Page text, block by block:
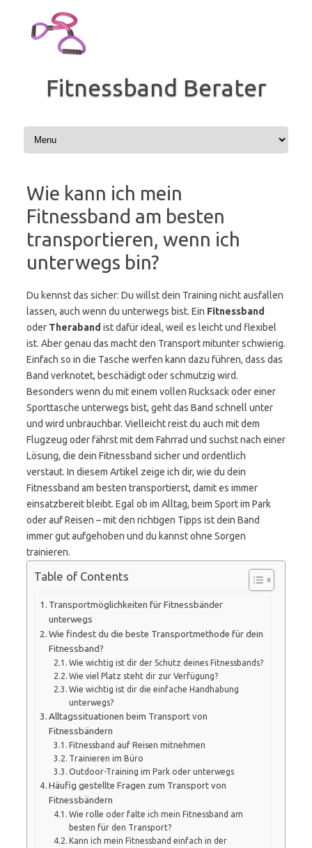
springen
Fitnessband Berater
Wie kann ich mein
Fitnessband am besten
transportieren, wenn ich
unterwegs bin?
Du kennst das sicher: Du willst dein Training nicht ausfallen
lassen, auch wenn du unterwegs bist. Ein Fitnessband
oder Theraband ist dafür ideal, weil es leicht und flexibel
ist. Aber genau das macht den Transport mitunter schwierig.
Einfach so in die Tasche werfen kann dazu führen, dass das
Band verknotet, beschädigt oder schmutzig wird.
Besonders wenn du mit einem vollen Rucksack oder einer
Sporttasche unterwegs bist, geht das Band schnell unter
und wird unbrauchbar. Vielleicht reist du auch mit dem
Flugzeug oder fährst mit dem Fahrrad und suchst nach einer
Lösung, die dein Fitnessband sicher und ordentlich
verstaut. In diesem Artikel zeige ich dir, wie du dein
Fitnessband am besten transportierst, damit es immer
einsatzbereit bleibt. Egal ob im Alltag, beim Sport im Park
oder auf Reisen – mit den richtigen Tipps ist dein Band
immer gut aufgehoben und du kannst ohne Sorgen
trainieren.
Table of Contents
Transportmöglichkeiten für Fitnessbänder
unterwegs
Wie findest du die beste Transportmethode für dein
Fitnessband?
Wie wichtig ist dir der Schutz deines Fitnessbands?
Wie viel Platz steht dir zur Verfügung?
Wie wichtig ist dir die einfache Handhabung
unterwegs?
Alltagssituationen beim Transport von
Fitnessbändern
Fitnessband auf Reisen mitnehmen
Trainieren im Büro
Outdoor-Training im Park oder unterwegs
Häufig gestellte Fragen zum Transport von
Fitnessbändern
Wie rolle oder falte ich mein Fitnessband am
besten für den Transport?
Kann ich mein Fitnessband einfach in der